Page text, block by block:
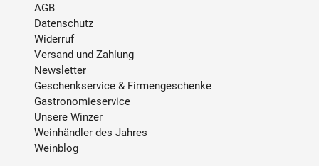
AGB
Datenschutz
Widerruf
Versand und Zahlung
Newsletter
Geschenkservice & Firmengeschenke
Gastronomieservice
Unsere Winzer
Weinhändler des Jahres
Weinblog